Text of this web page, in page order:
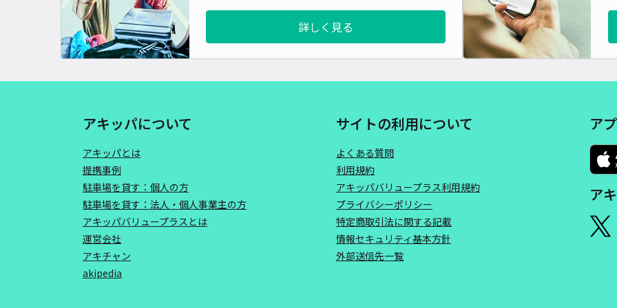
詳しく見る
アキッパについて
アキッパとは
提携事例
駐車場を貸す：個人の方
駐車場を貸す：法人・個人事業主の方
アキッパバリュープラスとは
運営会社
アキチャン
akipedia
サイトの利用について
よくある質問
利用規約
アキッパバリュープラス利用規約
プライバシーポリシー
特定商取引法に関する記載
情報セキュリティ基本方針
外部送信先一覧
ア
ア